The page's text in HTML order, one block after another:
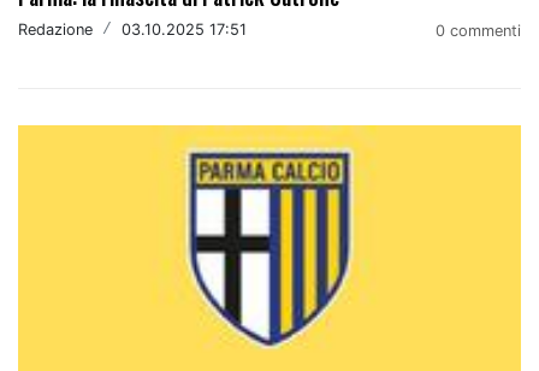
Redazione / 03.10.2025 17:51 0 commenti